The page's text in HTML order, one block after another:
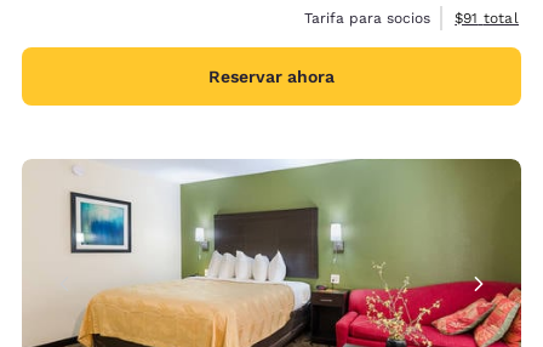
Tarifa para socios
Ver
$91 total
Reservar ahora